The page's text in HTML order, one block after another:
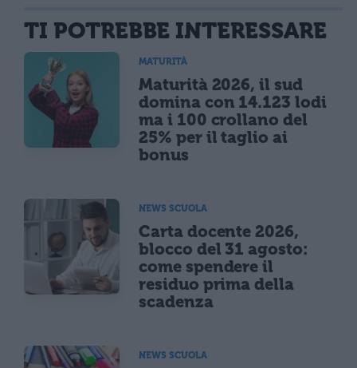
TI POTREBBE INTERESSARE
MATURITÀ
Maturità 2026, il sud
domina con 14.123 lodi
ma i 100 crollano del
25% per il taglio ai
bonus
NEWS SCUOLA
Carta docente 2026,
blocco del 31 agosto:
come spendere il
residuo prima della
scadenza
NEWS SCUOLA